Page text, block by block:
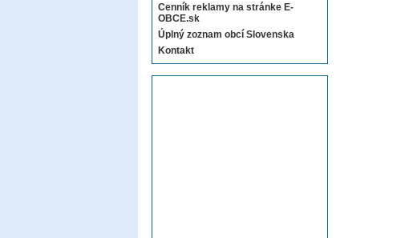
Cenník reklamy na stránke E-
OBCE.sk
Úplný zoznam obcí Slovenska
Kontakt